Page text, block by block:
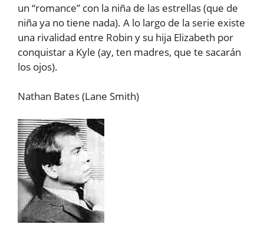
un “romance” con la niña de las estrellas (que de
niña ya no tiene nada). A lo largo de la serie existe
una rivalidad entre Robin y su hija Elizabeth por
conquistar a Kyle (ay, ten madres, que te sacarán
los ojos).
Nathan Bates (Lane Smith)